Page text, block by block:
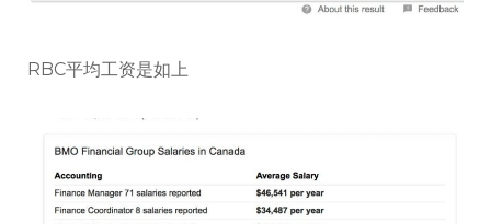
RBC平均工资是如上